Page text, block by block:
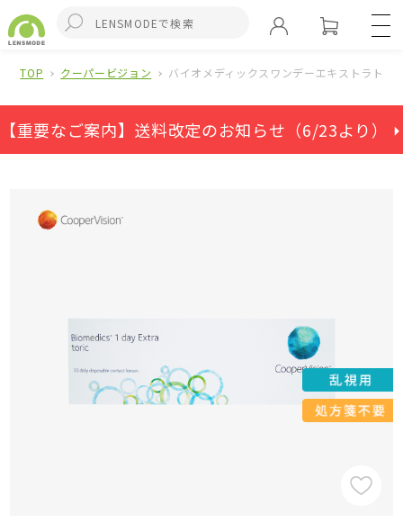
TOP クーパービジョン バイオメディックスワンデーエキストラト
【重要なご案内】送料改定のお知らせ（6/23より） ⏵